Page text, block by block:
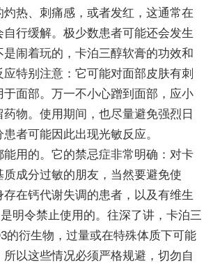
热、刺痛感，或者发红，这通常在
行缓解。极少数患者可能还会发生
闹着玩的，卡泊三醇软膏的功效和
特别注意：它可能对面部皮肤有刺
面部。万一不小心蹭到面部，应小
物。使用期间，也尽量避免强烈日
者可能因此出现光敏反应。
用的。它的禁忌症非常明确：对卡
成分过敏的朋友，当然要避免使
存在钙代谢失调的患者，以及有维生
明令禁止使用的。往深了讲，卡泊三
的衍生物，过量或在特殊体质下可能
以这些情况必须严格规避，切勿自